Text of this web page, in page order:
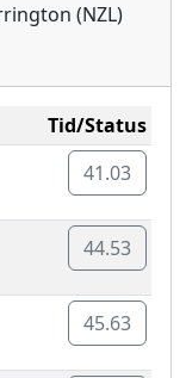
(NZL)
Tid/Status
41.03
44.53
45.63